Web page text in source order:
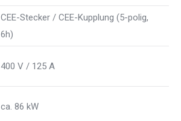
CEE-Stecker / CEE-Kupplung (5-polig,
6h)
400 V / 125 A
ca. 86 kW